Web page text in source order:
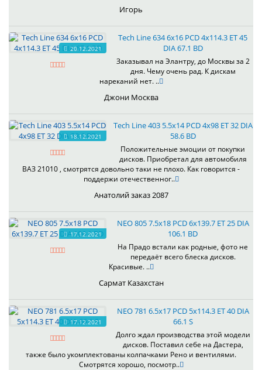
Игорь
20.12.2021
Tech Line 634 6x16 PCD 4x114.3 ET 45
DIA 67.1 BD
Заказывал на Элантру, до Москвы за 2
дня. Чему очень рад. К дискам
нареканий нет. ..
Джони Москва
18.12.2021
Tech Line 403 5.5x14 PCD 4x98 ET 32 DIA
58.6 BD
Положительные эмоции от покупки
дисков. Приобретал для автомобиля
ВАЗ 21010 , смотрятся довольно таки не плохо. Как говорится -
поддержи отечественног..
Анатолий заказ 2087
17.12.2021
NEO 805 7.5x18 PCD 6x139.7 ET 25 DIA
106.1 BD
На Прадо встали как родные, фото не
передаёт всего блеска дисков.
Красивые. ..
Сармат Казахстан
17.12.2021
NEO 781 6.5x17 PCD 5x114.3 ET 40 DIA
66.1 S
Долго ждал производства этой модели
дисков. Поставил себе на Дастера,
также было укомплектованы колпачками Рено и вентилями.
Смотрятся хорошо, посмотр..